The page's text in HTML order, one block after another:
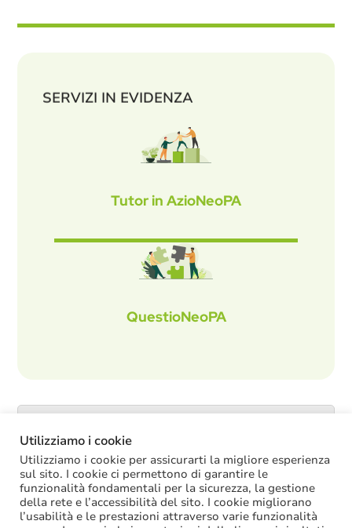
SERVIZI IN EVIDENZA
Tutor in AzioNeoPA
QuestioNeoPA
ULTIME NOTIZIE
Utilizziamo i cookie
Utilizziamo i cookie per assicurarti la migliore esperienza
sul sito. I cookie ci permettono di garantire le
funzionalità fondamentali per la sicurezza, la gestione
della rete e l’accessibilità del sito. I cookie migliorano
l’usabilità e le prestazioni attraverso varie funzionalità